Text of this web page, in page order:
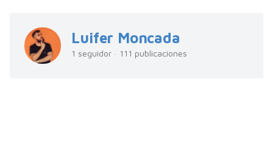
Luifer Moncada
1 seguidor · 111 publicaciones